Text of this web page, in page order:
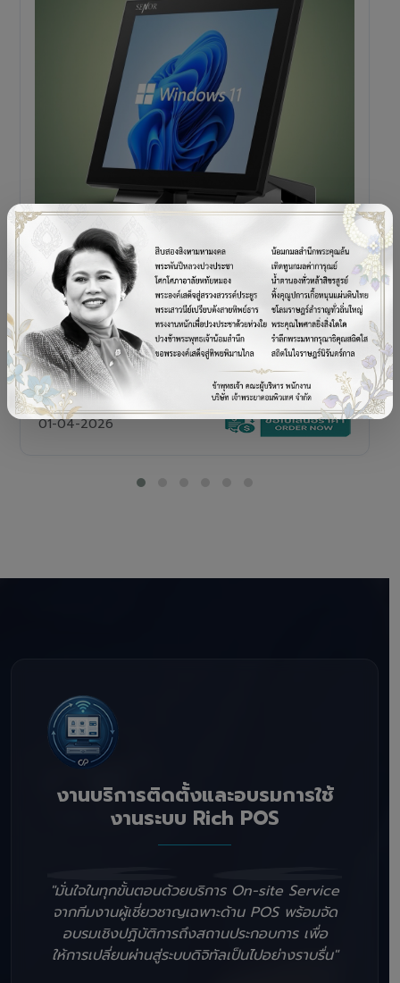
POS TERMINAL
SENOR V+5s
เครื่อง POS All-in-One Touch Screen ดีไซน์พรีเมียม
01-04-2026
งานบริการติดตั้งและอบรมการใช้
งานระบบ Rich POS
"มั่นใจในทุกขั้นตอนด้วยบริการ On-site Service
จากทีมงานผู้เชี่ยวชาญเฉพาะด้าน POS พร้อมจัด
อบรมเชิงปฏิบัติการถึงสถานประกอบการ เพื่อ
ให้การเปลี่ยนผ่านสู่ระบบดิจิทัลเป็นไปอย่างราบรื่น"